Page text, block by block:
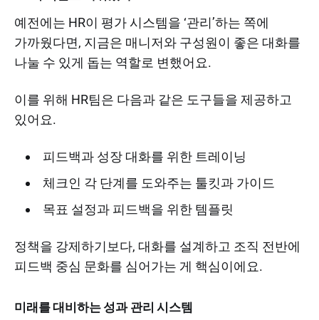
예전에는 HR이 평가 시스템을 ‘관리’하는 쪽에
가까웠다면, 지금은 매니저와 구성원이 좋은 대화를
나눌 수 있게 돕는 역할로 변했어요.
이를 위해 HR팀은 다음과 같은 도구들을 제공하고
있어요.
피드백과 성장 대화를 위한 트레이닝
체크인 각 단계를 도와주는 툴킷과 가이드
목표 설정과 피드백을 위한 템플릿
정책을 강제하기보다, 대화를 설계하고 조직 전반에
피드백 중심 문화를 심어가는 게 핵심이에요.
미래를 대비하는 성과 관리 시스템